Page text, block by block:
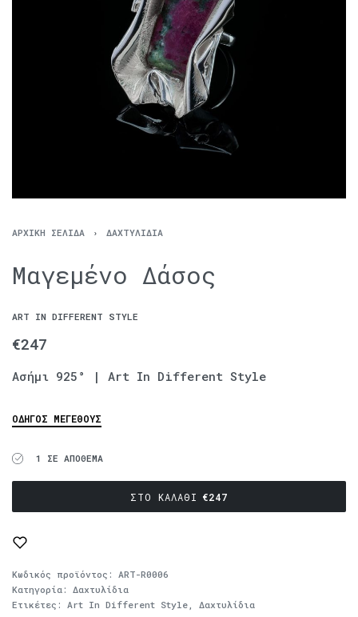
ΑΡΧΙΚΉ ΣΕΛΊΔΑ › ΔΑΧΤΥΛΊΔΙΑ
Μαγεμένο Δάσος
ART IN DIFFERENT STYLE
€247
Ασήμι 925° | Art In Different Style
ΟΔΗΓΌΣ ΜΕΓΈΘΟΥΣ
1 ΣΕ ΑΠΌΘΕΜΑ
€247
ΣΤΟ ΚΑΛΆΘΙ
Κωδικός προϊόντος: ART-R0006
Κατηγορία: Δαχτυλίδια
Ετικέτες: Art In Different Style, Δαχτυλίδια